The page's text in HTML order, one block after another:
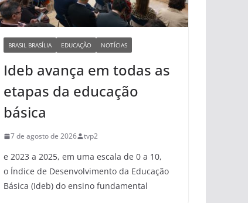
BRASIL BRASÍLIA EDUCAÇÃO NOTÍCIAS
Ideb avança em todas as
etapas da educação
básica
7 de agosto de 2026 tvp2
e 2023 a 2025, em uma escala de 0 a 10,
o Índice de Desenvolvimento da Educação
Básica (Ideb) do ensino fundamental